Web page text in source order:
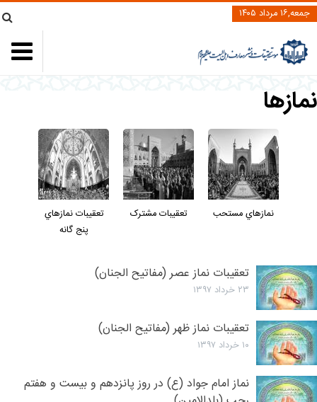
جمعه,۱۶ مرداد ۱۴۰۵
نمازها
نمازهاي مستحب تعقيبات مشترک
تعقيبات نمازهاي
پنج گانه
تعقیبات نماز عصر (مفاتیح الجنان)
۲۳ خرداد ۱۳۹۷
تعقیبات نماز ظهر (مفاتیح الجنان)
۱۰ خرداد ۱۳۹۷
نماز امام جواد (ع) در روز پانزدهم و بیست و هفتم